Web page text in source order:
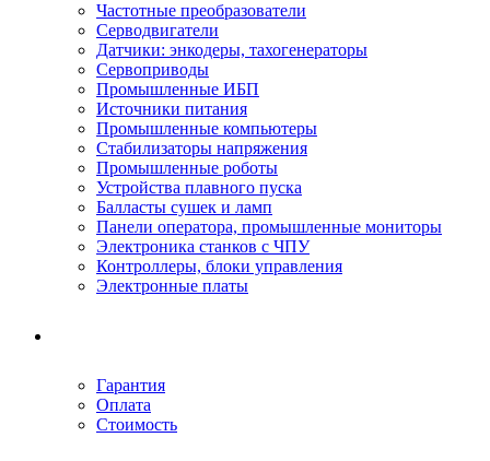
Частотные преобразователи
Серводвигатели
Датчики: энкодеры, тахогенераторы
Сервоприводы
Промышленные ИБП
Источники питания
Промышленные компьютеры
Стабилизаторы напряжения
Промышленные роботы
Устройства плавного пуска
Балласты сушек и ламп
Панели оператора, промышленные мониторы
Электроника станков с ЧПУ
Контроллеры, блоки управления
Электронные платы
Гарантия
Оплата
Стоимость